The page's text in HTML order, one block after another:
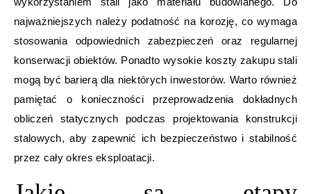
najważniejszych należy podatność na korozję, co wymaga
stosowania odpowiednich zabezpieczeń oraz regularnej
konserwacji obiektów. Ponadto wysokie koszty zakupu stali
mogą być barierą dla niektórych inwestorów. Warto również
pamiętać o konieczności przeprowadzenia dokładnych
obliczeń statycznych podczas projektowania konstrukcji
stalowych, aby zapewnić ich bezpieczeństwo i stabilność
przez cały okres eksploatacji.